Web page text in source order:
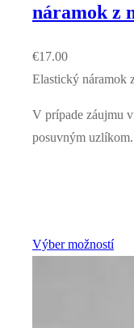
náramok z
€17.00
Elastický náramok
V prípade záujmu
posuvným uzlíkom.
Výber možností